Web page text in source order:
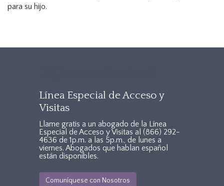
para su hijo.
Línea Especial de Acceso y
Visitas
Llame gratis a un abogado de la Línea
Especial de Acceso y Visitas al (866) 292-
4636 de 1p.m. a las 5p.m., de lunes a
viernes. Abogados que hablan español
están disponibles.
Comuníquese con Nosotros